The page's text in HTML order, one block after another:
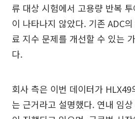
류 대상 시험에서 고용량 반복
이 나타나지 않았다. 기존 ADC
료 지수 문제를 개선할 수 있는
다.
회사 측은 이번 데이터가
는 근거라고 설명했다. 연내 임